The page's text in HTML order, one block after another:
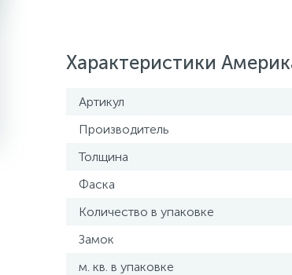
Характеристики
Артикул
Производитель
Толщина
Фаска
Количество в упаковке
Замок
м. кв. в упаковке